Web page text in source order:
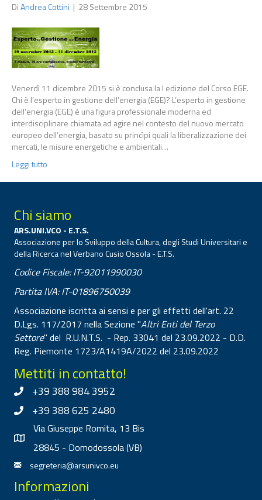
DiAndrea Cottini | 28 Settembre 2015
Venerdì 11 dicembre 2015 si è conclusa la I edizione del Corso EGE.
Chi è l’esperto in gestione dell’energia (EGE)? L’esperto in gestione
dell’energia (EGE) è una figura professionale moderna ed
interdisciplinare chiamata ad agire nel contesto del nuovo mercato
europeo dell’energia, basato su princìpi quali la liberalizzazione dei
mercati, le misure energetiche e ambientali…
Leggi tutto
Chi siamo
ARS.UNI.VCO - E.T.S.
Associazione per lo Sviluppo della Cultura, degli Studi Universitari e
della Ricerca nel Verbano Cusio Ossola - E.T.S.
Codice Fiscale: IT-92011990030
Partita IVA: IT-01896750039
Associazione iscritta ai sensi e per gli effetti dell'art. 22
D.Lgs. 117/2017 nella Sezione "Altri Enti del Terzo
Settore" del R.U.N.T.S. - Rep. 33041 del 23.09.2022 - D.D.
Reg. Piemonte 1723/A1419A/2022 del 23.09.2022
Mettiti in contatto!
+39 388 984 3952
+39 388 625 2480
Via Giuseppe Romita, 13 Bis
28845 - Domodossola (VB)
segreteria@arsunivco.eu
Informazioni